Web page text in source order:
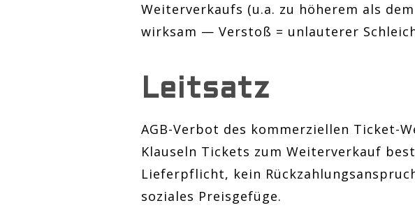
Weiterverkaufs (u.a. zu höherem als
wirksam — Verstoß = unlauterer
Leitsatz
AGB-Verbot des kommerziellen Ticket-
Klauseln Tickets zum Weiterverkauf
Lieferpflicht, kein
soziales Preisgefüge.